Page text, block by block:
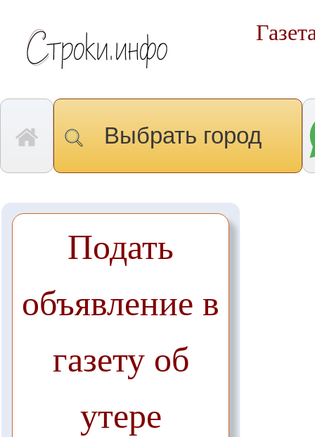
Выбрать город
Подать
объявление в
газету об
утере